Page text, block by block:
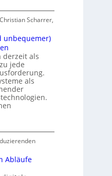
Scharrer,
unbequemer)
derzeit als
jede
als
Abläufe